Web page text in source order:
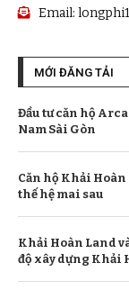
Email:
MỚI ĐĂNG TẢI
Đầu tư căn hộ
Nam Sài Gòn
Căn hộ Khải
thế hệ mai sau
Khải Hoàn Land
độ xây dựng Khải